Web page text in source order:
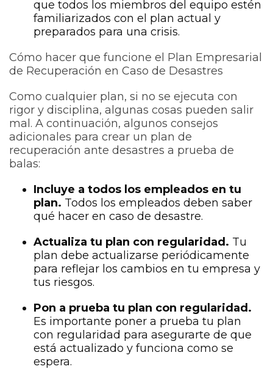
que todos los miembros del equipo estén
familiarizados con el plan actual y
preparados para una crisis.
Cómo hacer que funcione el Plan Empresarial
de Recuperación en Caso de Desastres
Como cualquier plan, si no se ejecuta con
rigor y disciplina, algunas cosas pueden salir
mal. A continuación, algunos consejos
adicionales para crear un plan de
recuperación ante desastres a prueba de
balas:
Incluye a todos los empleados en tu
plan. Todos los empleados deben saber
qué hacer en caso de desastre.
Actualiza tu plan con regularidad. Tu
plan debe actualizarse periódicamente
para reflejar los cambios en tu empresa y
tus riesgos.
Pon a prueba tu plan con regularidad.
Es importante poner a prueba tu plan
con regularidad para asegurarte de que
está actualizado y funciona como se
espera.